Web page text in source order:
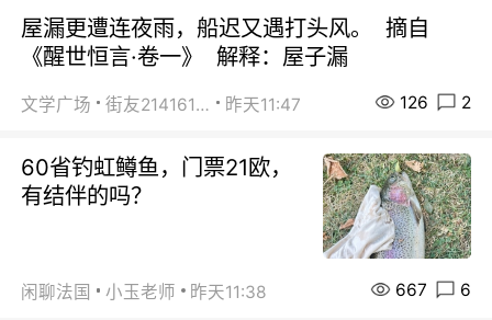
屋漏更遭连夜雨，船迟又遇打头风。 摘自
《醒世恒言·卷一》 解释：屋子漏
文学广场 街友21416156 昨天11:47 126 2
60省钓虹鳟鱼，门票21欧，
有结伴的吗？
闲聊法国 小玉老师 昨天11:38 667 6